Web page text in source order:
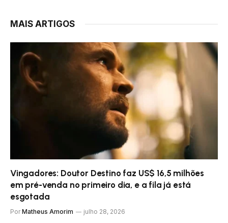
MAIS ARTIGOS
Vingadores: Doutor Destino faz US$ 16,5 milhões
em pré-venda no primeiro dia, e a fila já está
esgotada
Por Matheus Amorim julho 28, 2026